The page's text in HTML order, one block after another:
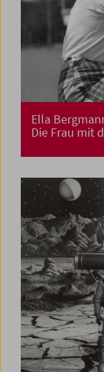
Ella
Die Frau mit